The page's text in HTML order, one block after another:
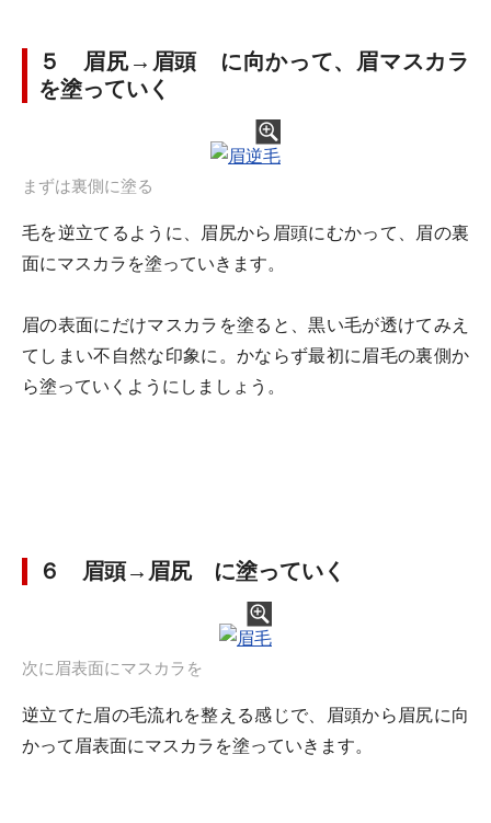
５ 眉尻→眉頭 に向かって、眉マスカラ
を塗っていく
まずは裏側に塗る
毛を逆立てるように、眉尻から眉頭にむかって、眉の裏
面にマスカラを塗っていきます。
眉の表面にだけマスカラを塗ると、黒い毛が透けてみえ
てしまい不自然な印象に。かならず最初に眉毛の裏側か
ら塗っていくようにしましょう。
６ 眉頭→眉尻 に塗っていく
次に眉表面にマスカラを
逆立てた眉の毛流れを整える感じで、眉頭から眉尻に向
かって眉表面にマスカラを塗っていきます。